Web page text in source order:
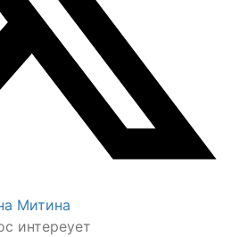
Митина
интереует